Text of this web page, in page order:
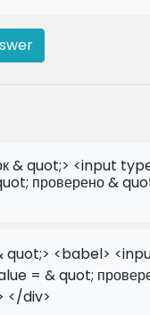
& quot;> <input
проверено &
quot;> <babel>
= & quot;
</div>